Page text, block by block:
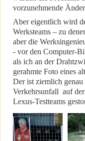
vorzunehmende
Aber eigentlich wird
Werksteams – zu
aber die
- vor den Computer-
als ich an der
gerahmte Foto eines
Der ist ziemlich
Verkehrsunfall auf
Lexus-Testteams